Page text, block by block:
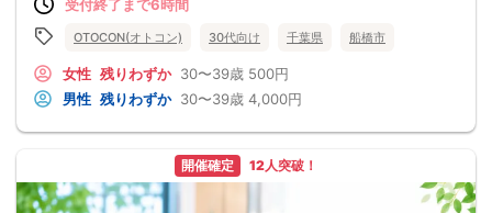
受付終了まで6時間
OTOCON(オトコン) 30代向け 千葉県 船橋市
女性 残りわずか 30〜39歳 500円
男性 残りわずか 30〜39歳 4,000円
開催確定 12人突破！